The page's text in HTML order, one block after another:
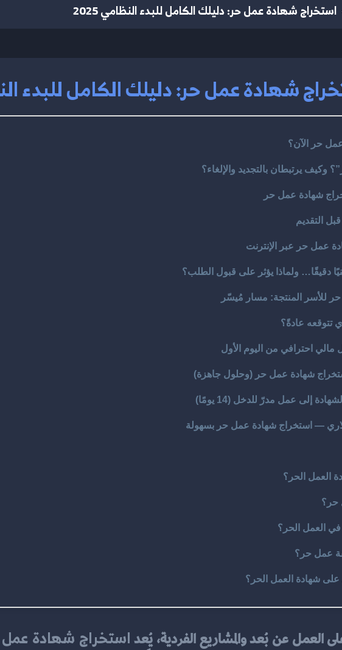
استخراج شهادة عمل حر: دليلك الكامل للبدء النظامي 2025
شهادة عمل حر: دليلك الكامل للبدء
حر الآن؟
وكيف يرتبطان بالتجديد والإلغاء؟
شهادة عمل حر
التقديم
عمل حر عبر الإنترنت
دقيقًا… ولماذا يؤثر على قبول الطلب؟
للأسر المنتجة: مسار مُيسّر
تتوقعه عادةً؟
مالي احترافي من اليوم الأول
شهادة عمل حر (وحلول جاهزة)
إلى عمل مدرّ للدخل (14 يومًا)
— استخراج شهادة عمل حر بسهولة
العمل الحر؟
حر؟
العمل الحر؟
عمل حر؟
شهادة العمل الحر؟
العمل عن بُعد والمشاريع الفردية، يُعد استخراج شهادة